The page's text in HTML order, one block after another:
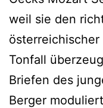
weil sie den
österreichischer
Tonfall
Briefen des
Berger